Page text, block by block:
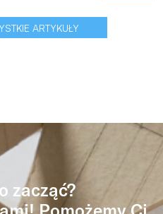
ARTYKUŁY
zacząć?